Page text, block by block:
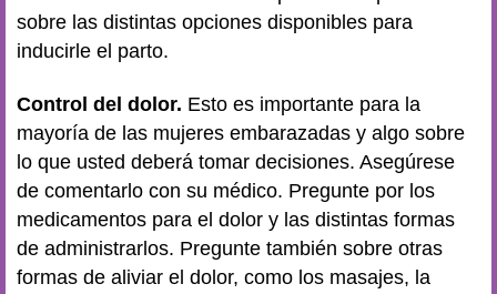
sobre las distintas opciones disponibles para
inducirle el parto.
Control del dolor. Esto es importante para la
mayoría de las mujeres embarazadas y algo sobre
lo que usted deberá tomar decisiones. Asegúrese
de comentarlo con su médico. Pregunte por los
medicamentos para el dolor y las distintas formas
de administrarlos. Pregunte también sobre otras
formas de aliviar el dolor, como los masajes, la